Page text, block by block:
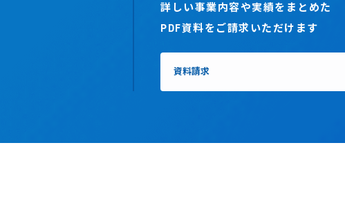
詳しい事業内容や実績をまとめた
PDF資料をご請求いただけます
資料請求